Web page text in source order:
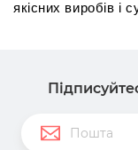
якісних виробів і